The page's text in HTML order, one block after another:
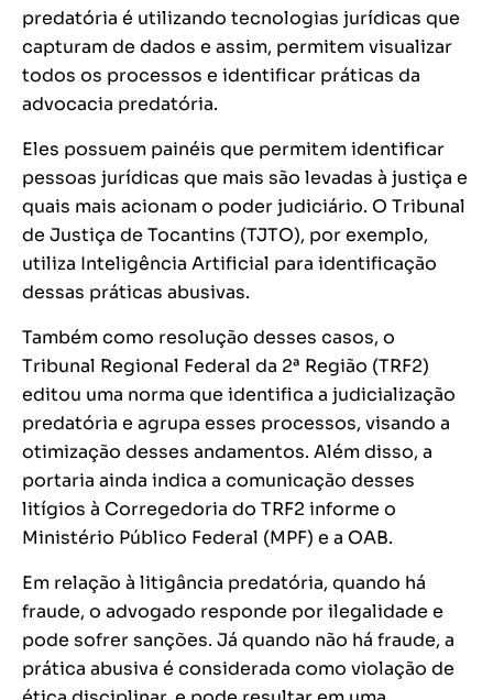
predatória é utilizando tecnologias jurídicas que
capturam de dados e assim, permitem visualizar
todos os processos e identificar práticas da
advocacia predatória.
Eles possuem painéis que permitem identificar
pessoas jurídicas que mais são levadas à justiça e
quais mais acionam o poder judiciário. O Tribunal
de Justiça de Tocantins (TJTO), por exemplo,
utiliza Inteligência Artificial para identificação
dessas práticas abusivas.
Também como resolução desses casos, o
Tribunal Regional Federal da 2ª Região (TRF2)
editou uma norma que identifica a judicialização
predatória e agrupa esses processos, visando a
otimização desses andamentos. Além disso, a
portaria ainda indica a comunicação desses
litígios à Corregedoria do TRF2 informe o
Ministério Público Federal (MPF) e a OAB.
Em relação à litigância predatória, quando há
fraude, o advogado responde por ilegalidade e
pode sofrer sanções. Já quando não há fraude, a
prática abusiva é considerada como violação de